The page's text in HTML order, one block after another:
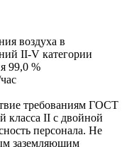
воздуха в
II-V категории
99,0 %
требованиям ГОСТ
класса II с двойной
персонала. Не
заземляющим